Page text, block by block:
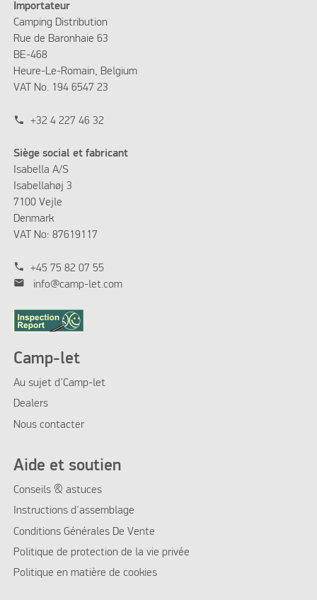
Importateur
Camping Distribution
Rue de Baronhaie 63
BE-468
Heure-Le-Romain, Belgium
VAT No. 194 6547 23
phone +32 4 227 46 32
Siège social et fabricant
Isabella A/S
Isabellahøj 3
7100 Vejle
Denmark
VAT No: 87619117
phone +45 75 82 07 55
mail info@camp-let.com
Camp-let
Au sujet d’Camp-let
Dealers
Nous contacter
Aide et soutien
Conseils & astuces
Instructions d'assemblage
Conditions Générales De Vente
Politique de protection de la vie privée
Politique en matière de cookies